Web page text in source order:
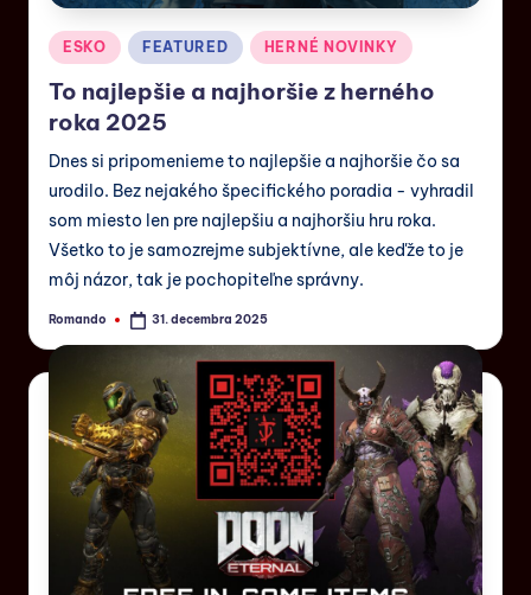
ESKO FEATURED HERNÉ NOVINKY
To najlepšie a najhoršie z herného
roka 2025
Dnes si pripomenieme to najlepšie a najhoršie čo sa
urodilo. Bez nejakého špecifického poradia - vyhradil
som miesto len pre najlepšiu a najhoršiu hru roka.
Všetko to je samozrejme subjektívne, ale keďže to je
môj názor, tak je pochopiteľne správny.
Romando 31. decembra 2025